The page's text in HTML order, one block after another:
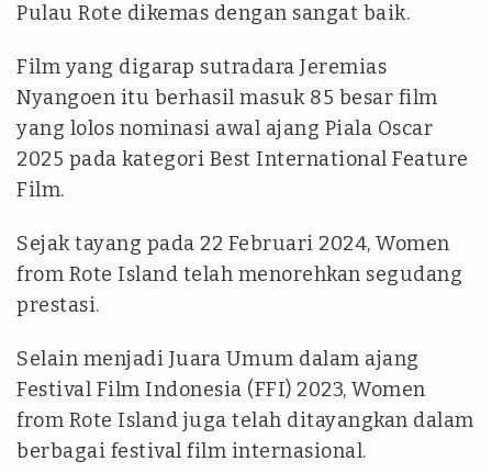
Pulau Rote dikemas dengan sangat baik.
Film yang digarap sutradara Jeremias
Nyangoen itu berhasil masuk 85 besar film
yang lolos nominasi awal ajang Piala Oscar
2025 pada kategori Best International Feature
Film.
Sejak tayang pada 22 Februari 2024, Women
from Rote Island telah menorehkan segudang
prestasi.
Selain menjadi Juara Umum dalam ajang
Festival Film Indonesia (FFI) 2023, Women
from Rote Island juga telah ditayangkan dalam
berbagai festival film internasional.